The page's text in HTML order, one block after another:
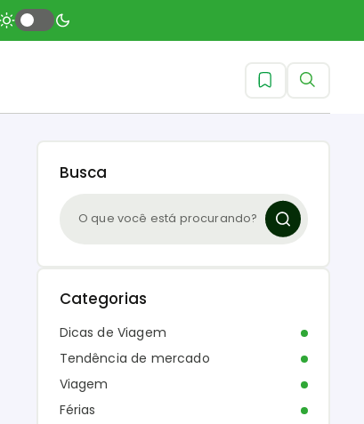
Busca
Categorias
Dicas de Viagem
Tendência de mercado
Viagem
Férias